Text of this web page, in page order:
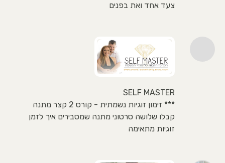
צעד אחד ואת בפנים
SELF MASTER
*** זימון זוגיות נשמתית - קורס 2 קצר מתנה
קבלו שלושה סרטוני מתנה שמסבירים איך לזמן
זוגיות מתאימה